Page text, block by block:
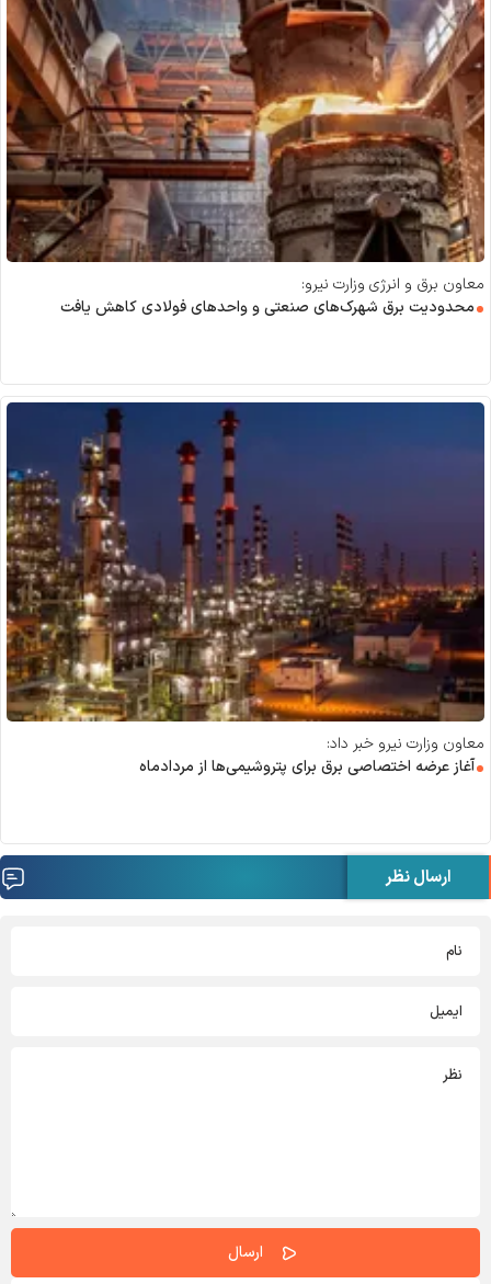
معاون برق و انرژی وزارت نیرو:
محدودیت برق شهرک‌های صنعتی و واحد‌های فولادی کاهش یافت
معاون وزارت نیرو خبر داد:
آغاز عرضه اختصاصی برق برای پتروشیمی‌ها از مردادماه
ارسال نظر